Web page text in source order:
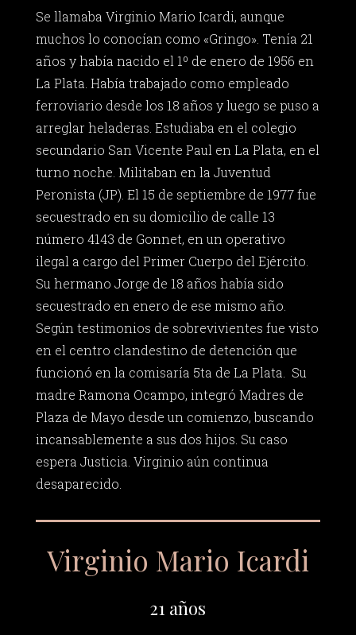
Se llamaba Virginio Mario Icardi, aunque
muchos lo conocían como «Gringo». Tenía 21
años y había nacido el 1º de enero de 1956 en
La Plata. Había trabajado como empleado
ferroviario desde los 18 años y luego se puso a
arreglar heladeras. Estudiaba en el colegio
secundario San Vicente Paul en La Plata, en el
turno noche. Militaban en la Juventud
Peronista (JP). El 15 de septiembre de 1977 fue
secuestrado en su domicilio de calle 13
número 4143 de Gonnet, en un operativo
ilegal a cargo del Primer Cuerpo del Ejército.
Su hermano Jorge de 18 años había sido
secuestrado en enero de ese mismo año.
Según testimonios de sobrevivientes fue visto
en el centro clandestino de detención que
funcionó en la comisaría 5ta de La Plata. Su
madre Ramona Ocampo, integró Madres de
Plaza de Mayo desde un comienzo, buscando
incansablemente a sus dos hijos. Su caso
espera Justicia. Virginio aún continua
desaparecido.
Virginio Mario Icardi
21 años